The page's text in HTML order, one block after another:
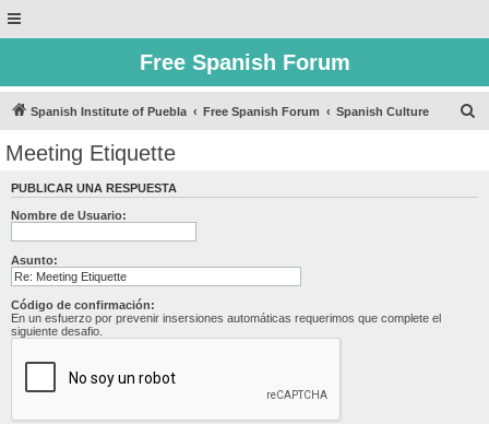
Free Spanish Forum
Spanish Institute of Puebla Free Spanish Forum Spanish Culture
Meeting Etiquette
PUBLICAR UNA RESPUESTA
Nombre de Usuario:
Asunto:
Código de confirmación:
En un esfuerzo por prevenir insersiones automáticas requerimos que complete el
siguiente desafio.